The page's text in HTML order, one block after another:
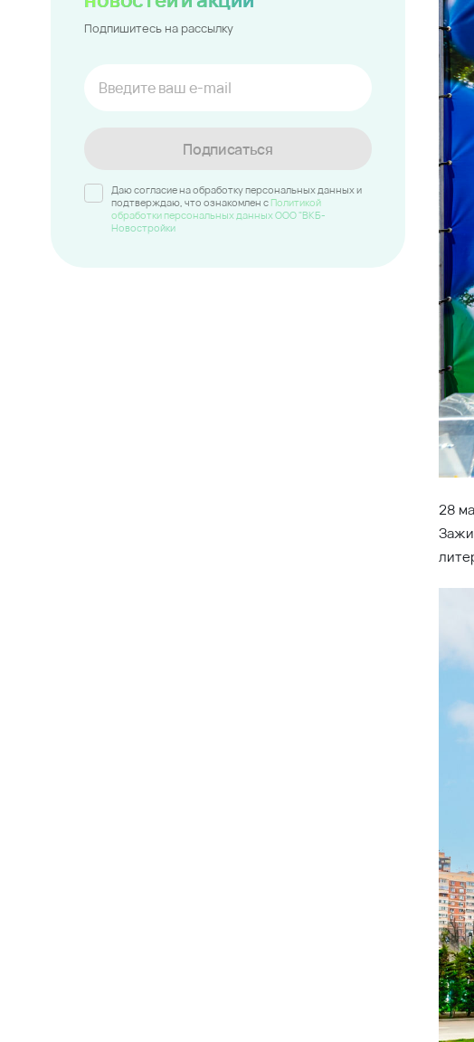
Подпишитесь на рассылку
Подписаться
Даю согласие на обработку персональных данных и
подтверждаю, что ознакомлен c Политикой
обработки персональных данных ООО "ВКБ-
Новостройки
28
В
Заказать
Для вас сделают подбор квартиры по
Проекты в
Восточный